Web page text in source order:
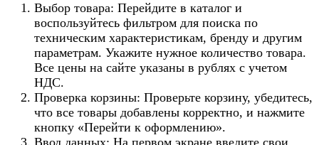
Выбор товара: Перейдите в каталог и
воспользуйтесь фильтром для поиска по
техническим характеристикам, бренду и другим
параметрам. Укажите нужное количество товара.
Все цены на сайте указаны в рублях с учетом
НДС.
Проверка корзины: Проверьте корзину, убедитесь,
что все товары добавлены корректно, и нажмите
кнопку «Перейти к оформлению».